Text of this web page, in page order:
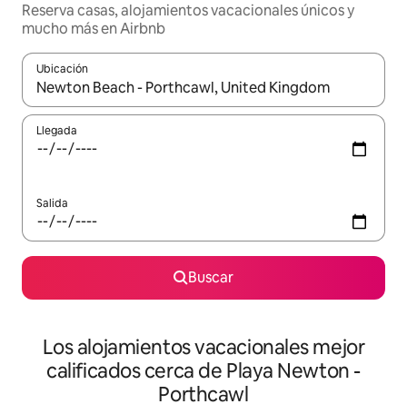
Reserva casas, alojamientos vacacionales únicos y
mucho más en Airbnb
Ubicación
Cuando los resultados estén disponibles, podrás navegar
Llegada
Salida
Buscar
Los alojamientos vacacionales mejor
calificados cerca de Playa Newton -
Porthcawl